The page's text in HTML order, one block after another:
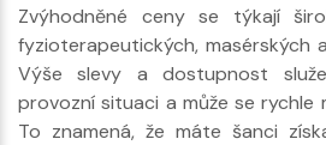
Zvýhodněné ceny se týkají
fyzioterapeutických, masérských
Výše slevy a dostupnost
provozní situaci a může se rychle
To znamená, že máte šanci